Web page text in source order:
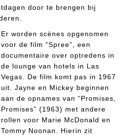
door te brengen bij
Er worden scènes opgenomen
voor de film “Spree”, een
documentaire over optredens in
de lounge van hotels in Las
Vegas. De film komt pas in 1967
uit. Jayne en Mickey beginnen
aan de opnames van “Promises,
Promises” (1963) met andere
rollen voor Marie McDonald en
Tommy Noonan. Hierin zit